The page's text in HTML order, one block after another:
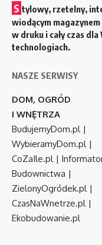
S tylowy, rzetelny,
wiodącym
w druku i cały czas
technologiach.
NASZE SERWISY
DOM, OGRÓD
I WNĘTRZA
BudujemyDom.pl |
WybieramyDom.pl |
CoZaIle.pl |
Budownictwa |
ZielonyOgródek.pl |
CzasNaWnetrze.pl |
Ekobudowanie.pl